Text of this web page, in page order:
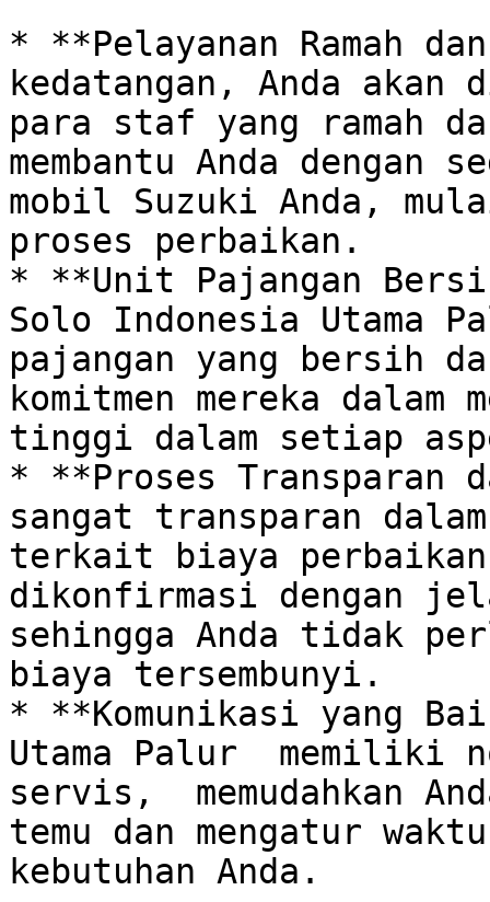
* **Pelayanan Ramah
kedatangan, Anda akan
para staf yang ramah
membantu Anda
mobil Suzuki Anda,
proses perbaikan.
* **Unit Pajangan
Solo Indonesia Utama
pajangan yang bersih
komitmen mereka
tinggi dalam setiap
* **Proses
sangat transparan
terkait biaya
dikonfirmasi dengan
sehingga Anda tidak
biaya tersembunyi.
* **Komunikasi yang
Utama Palur  memiliki
servis,  memudahkan
temu dan mengatur
kebutuhan Anda.